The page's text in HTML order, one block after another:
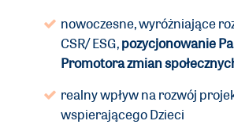
nowoczesne, wyróżniające
CSR/ ESG,pozycjonowanie
Promotora zmian
realny wpływ na rozwój
wspierającego Dzieci